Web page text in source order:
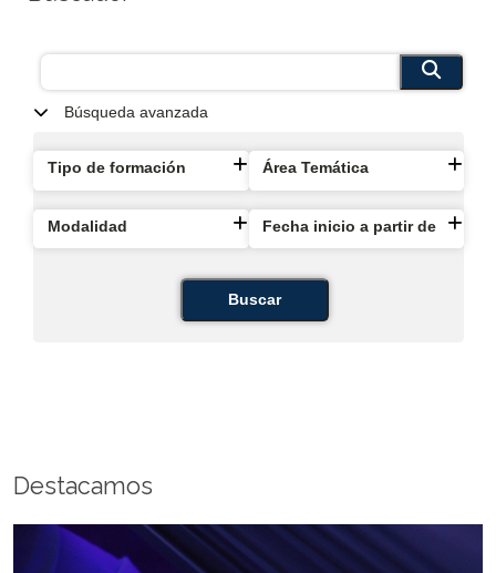
Búsqueda avanzada
Tipo de formación Área Temática
Modalidad Fecha inicio a partir de
Buscar
Destacamos